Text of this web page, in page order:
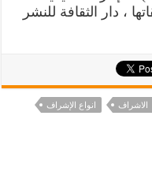
، دار الثقافة للنشر
الاشراف
انواع الإشراف